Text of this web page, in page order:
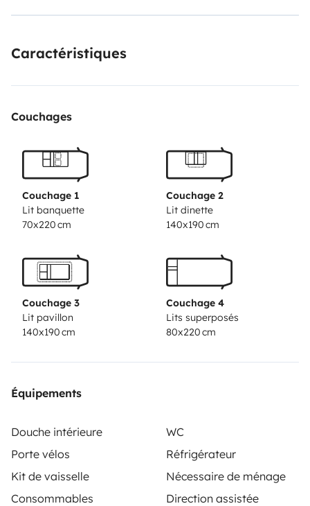
Il est très autonome :
230v (basculement automatique)
autonomie
Il dispose également d’un porte vélos 4 places, d’une
caméra de recul, d’un autoradio tactile avec Apple
CarPlay et Android Auto.
Tout l’équipement nécessaire pour profiter est fourni :
4 fauteuils inclinables
bâche de sol pour l’extérieur
store 4,50m sur le camping carN’hesitez pas à nous
poser vos questions.
Caractéristiques
Couchages
Couchage 1
Lit banquette
70x220 cm
Couchage 2
Lit dinette
140x190 cm
Couchage 3
Lit pavillon
140x190 cm
Couchage 4
Lits superposés
80x220 cm
Équipements
Douche intérieure
WC
Porte vélos
Réfrigérateur
Kit de vaisselle
Nécessaire de ménage
Consommables
Direction assistée